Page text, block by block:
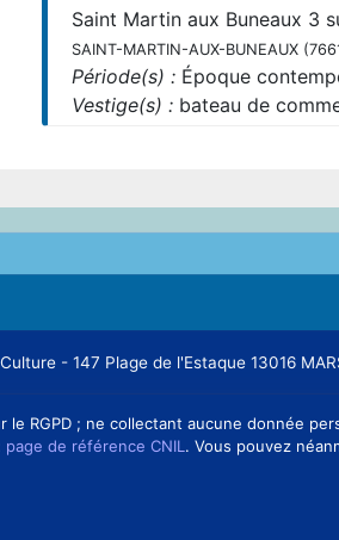
Saint Martin aux Buneaux 3
SAINT-MARTIN-AUX-BUNEAUX
Période(s) :Époque
Vestige(s) :bateau de
- 147 Plage de l'Estaque 13016
le RGPD ; ne collectant aucune donnée
page de référence CNIL . Vous pouvez